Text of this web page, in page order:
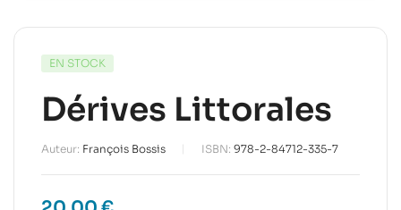
EN STOCK
Dérives Littorales
Auteur: François Bossis ISBN: 978-2-84712-335-7